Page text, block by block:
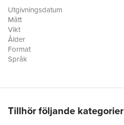
Utgivningsdatum
Mått
Vikt
Ålder
Format
Språk
Förlag
ISBN
Tillhör följande kategorier